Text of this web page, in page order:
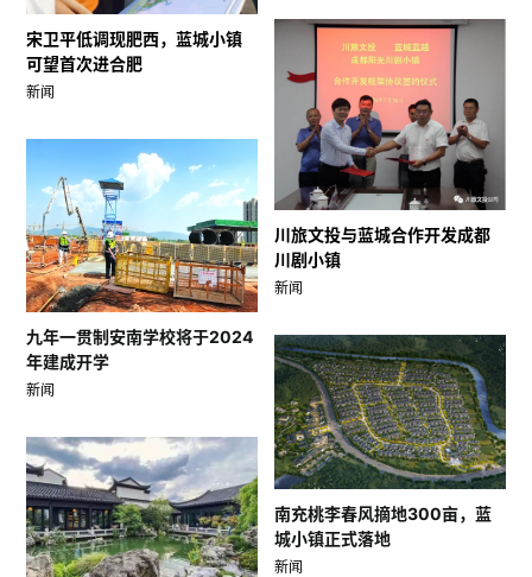
宋卫平低调现肥西，蓝城小镇
可望首次进合肥
新闻
川旅文投与蓝城合作开发成都
川剧小镇
新闻
九年一贯制安南学校将于2024
年建成开学
新闻
南充桃李春风摘地300亩，蓝
城小镇正式落地
新闻